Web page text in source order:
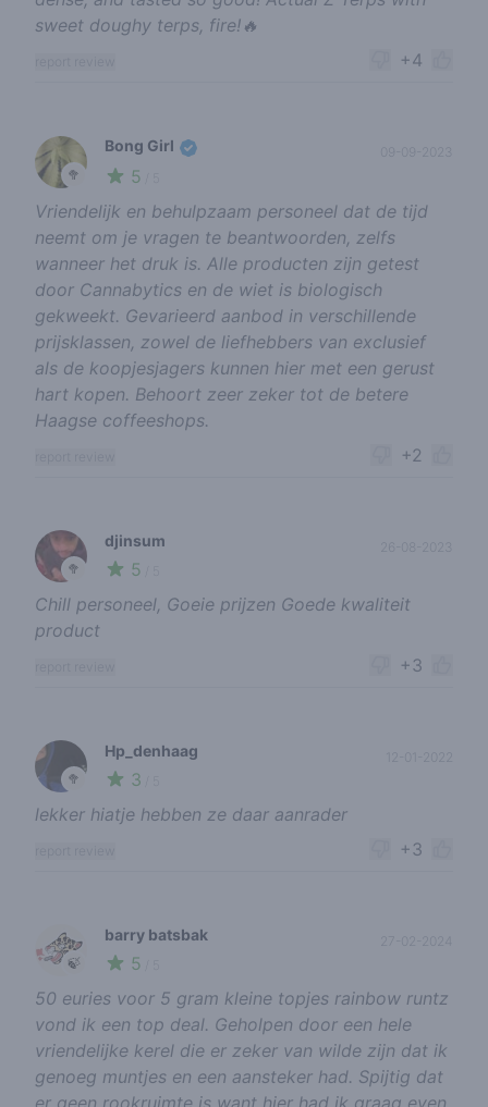
sweet doughy terps, fire!🔥
+4
🥦
Bong Girl
5
09-09-2023
Vriendelijk en behulpzaam personeel dat de tijd
neemt om je vragen te beantwoorden, zelfs
wanneer het druk is. Alle producten zijn getest
door Cannabytics en de wiet is biologisch
gekweekt. Gevarieerd aanbod in verschillende
prijsklassen, zowel de liefhebbers van exclusief
als de koopjesjagers kunnen hier met een gerust
hart kopen. Behoort zeer zeker tot de betere
Haagse coffeeshops.
+2
🥦
djinsum
5
26-08-2023
Chill personeel, Goeie prijzen Goede kwaliteit
product
+3
🥦
Hp_denhaag
3
lekker hiatje hebben ze daar aanrader
+3
🍃
barry batsbak
5
50 euries voor 5 gram kleine topjes rainbow runtz
vond ik een top deal. Geholpen door een hele
vriendelijke kerel die er zeker van wilde zijn dat ik
genoeg muntjes en een aansteker had. Spijtig dat
er geen rookruimte is want hier had ik graag even